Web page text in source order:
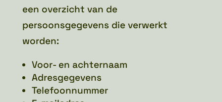
een overzicht van de
persoonsgegevens die verwerkt
worden:
Voor- en achternaam
Adresgegevens
Telefoonnummer